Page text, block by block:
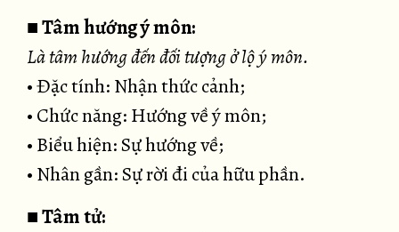
■ Tâm hướng ý môn:
Là tâm hướng đến đối tượng ở lộ ý môn.
• Đặc tính: Nhận thức cảnh;
• Chức năng: Hướng về ý môn;
• Biểu hiện: Sự hướng về;
• Nhân gần: Sự rời đi của hữu phần.
■Tâm tử: